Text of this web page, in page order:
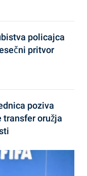
policajca
pritvor
poziva
transfer oružja